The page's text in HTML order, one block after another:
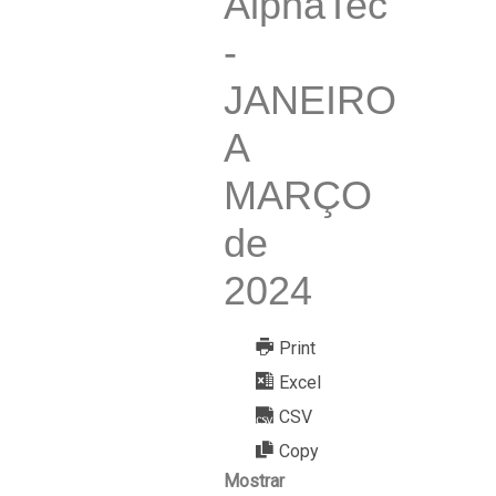
-
JANEIRO
A
MARÇO
de
2024
Print
Excel
CSV
Copy
Mostrar